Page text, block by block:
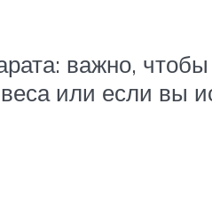
важно,
или если вы